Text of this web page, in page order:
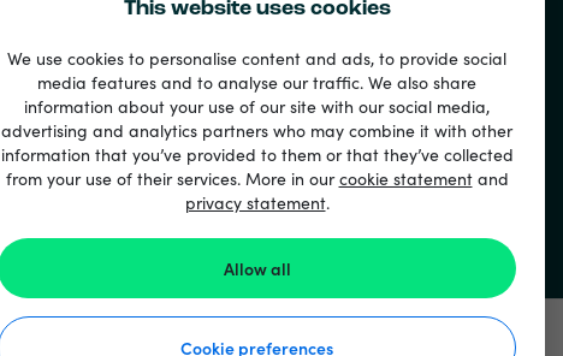
This website uses cookies
We use cookies to personalise content and ads, to provide social
media features and to analyse our traffic. We also share
information about your use of our site with our social media,
advertising and analytics partners who may combine it with other
information that you’ve provided to them or that they’ve collected
from your use of their services. More in ourcookie statementand
privacy statement.
Allow all
Cookie preferences